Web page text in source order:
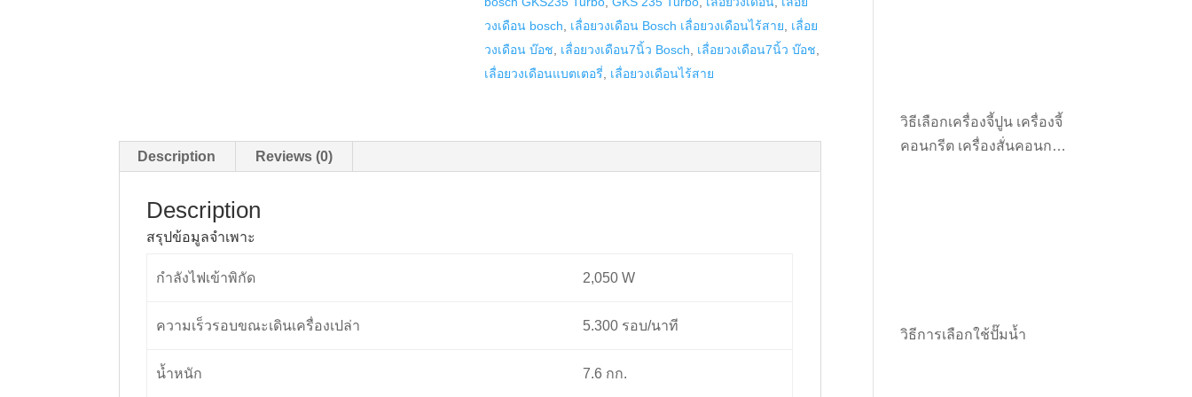
GKS
235
Turbo
quantity
วงเดือน bosch
เลื่อยวงเดือน Bosch เลื่อยวงเดือนไร้สาย
เลื่อย
วงเดือน บ๊อช
เลื่อยวงเดือน7นิ้ว Bosch เลื่อยวงเดือน7นิ้ว บ๊อช
เลื่อยวงเดือนแบตเตอรี่
เลื่อยวงเดือนไร้สาย
Description Reviews (0)
Description
สรุปข้อมูลจำเพาะ
กำลังไฟเข้าพิกัด 2,050 W
ความเร็วรอบขณะเดินเครื่องเปล่า 5.300 รอบ/นาที
น้ำหนัก 7.6 กก.
วิธีเลือกเครื่องจี้ปูน เครื่องจี้
คอนกรีต เครื่องสั่นคอนกรีต
วิธีการเลือกใช้ปั๊มน้ำ